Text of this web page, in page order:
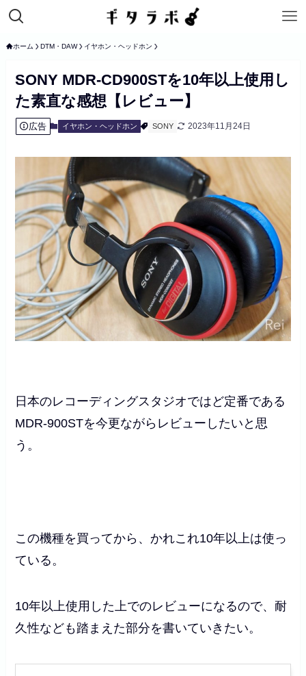
ホーム DTM・DAW イヤホン・ヘッドホン
SONY MDR-CD900STを10年以上使用し
た素直な感想【レビュー】
広告 イヤホン・ヘッドホン SONY 2023年11月24日
日本のレコーディングスタジオではど定番である
MDR-900STを今更ながらレビューしたいと思
う。
この機種を買ってから、かれこれ10年以上は使っ
ている。
10年以上使用した上でのレビューになるので、耐
久性なども踏まえた部分を書いていきたい。